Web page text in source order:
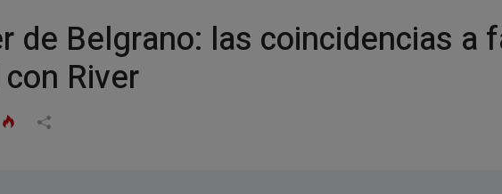
de Belgrano: las coincidencias a
River